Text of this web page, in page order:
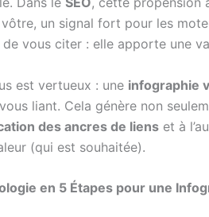
un signal fort pour les
vous citer : elle apporte une
est vertueux : une infographie
liant. Cela génère non
des ancres de liens et à
(qui est souhaitée).
en 5 Étapes pour une